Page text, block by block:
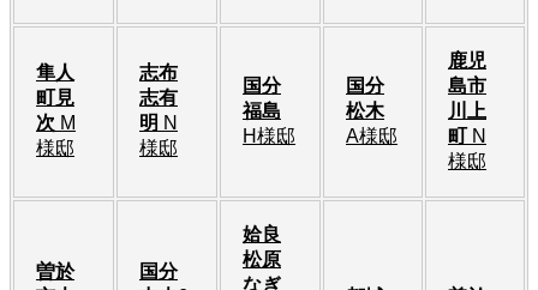
隼人
町見
次 M
様邸
志布
志有
明 N
様邸
国分
福島
H様邸
国分
松木
A様邸
鹿児
島市
川上
町N
様邸
曽於
国分
姶良
松原
なぎ